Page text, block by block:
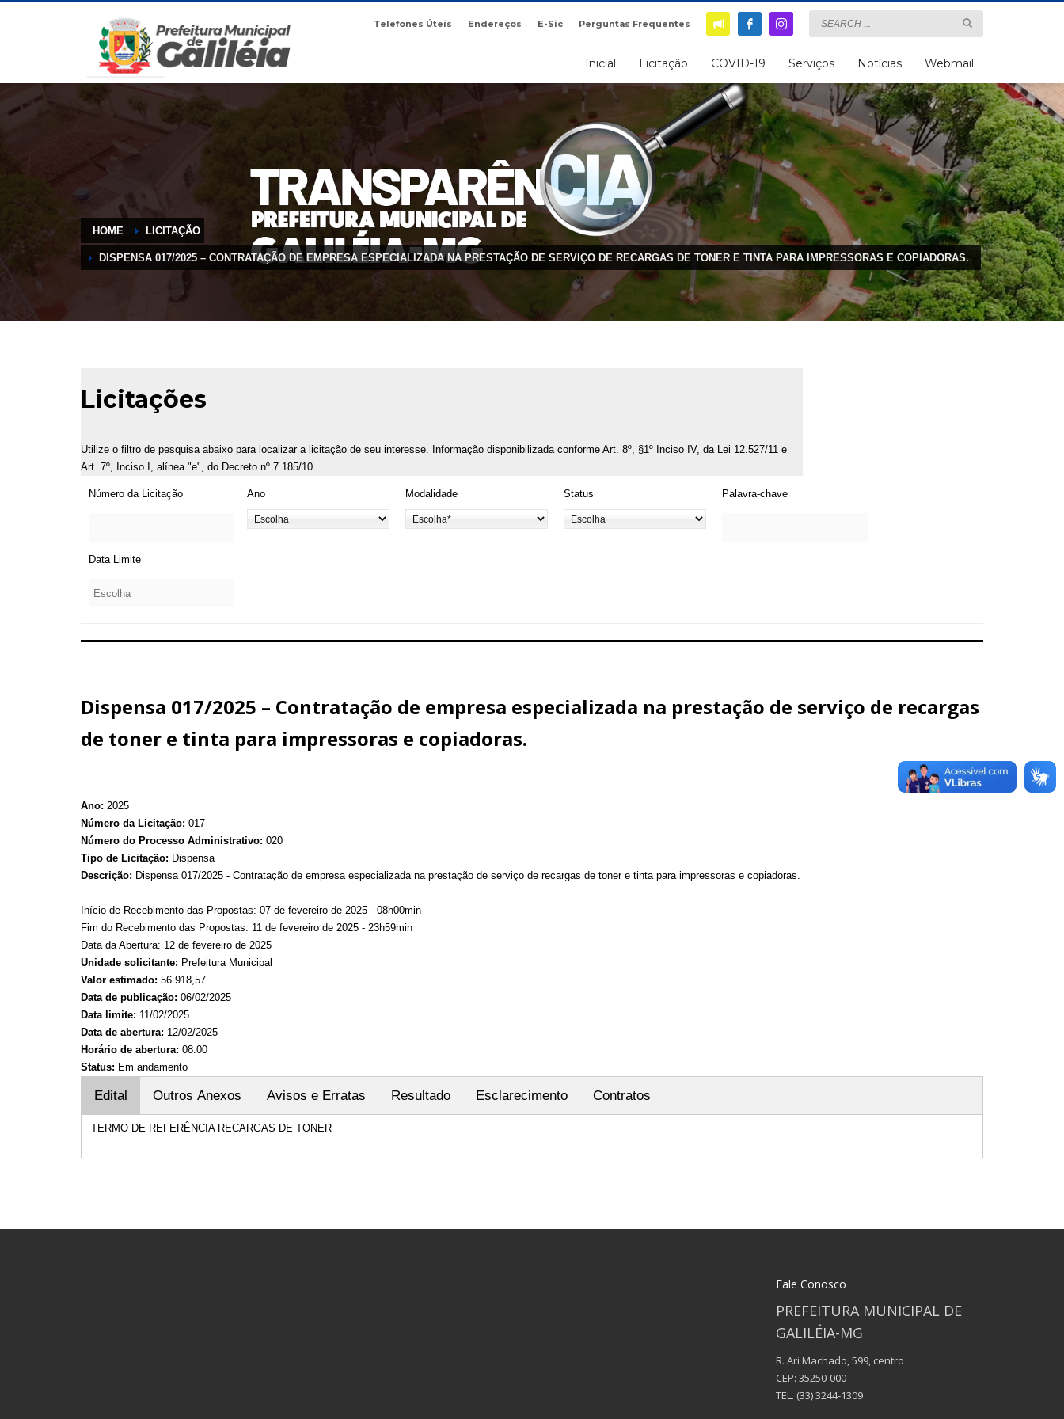
Telefones Úteis Endereços E-Sic Perguntas Frequentes
Inicial Licitação COVID-19 Serviços Notícias Webmail
HOME LICITAÇÃO
DISPENSA 017/2025 – CONTRATAÇÃO DE EMPRESA ESPECIALIZADA NA PRESTAÇÃO DE SERVIÇO DE RECARGAS DE TONER E TINTA PARA IMPRESSORAS E COPIADORAS.
Licitações
Utilize o filtro de pesquisa abaixo para localizar a licitação de seu interesse. Informação disponibilizada conforme Art. 8º, §1º Inciso IV, da Lei 12.527/11 e
Art. 7º, Inciso I, alínea "e", do Decreto nº 7.185/10.
Número da Licitação Ano Modalidade Status Palavra-chave
Data Limite
Dispensa 017/2025 – Contratação de empresa especializada na prestação de serviço de recargas
de toner e tinta para impressoras e copiadoras.
Ano: 2025
Número da Licitação: 017
Número do Processo Administrativo: 020
Tipo de Licitação: Dispensa
Descrição: Dispensa 017/2025 - Contratação de empresa especializada na prestação de serviço de recargas de toner e tinta para impressoras e copiadoras.
Início de Recebimento das Propostas: 07 de fevereiro de 2025 - 08h00min
Fim do Recebimento das Propostas: 11 de fevereiro de 2025 - 23h59min
Data da Abertura: 12 de fevereiro de 2025
Unidade solicitante: Prefeitura Municipal
Valor estimado: 56.918,57
Data de publicação: 06/02/2025
Data limite: 11/02/2025
Data de abertura: 12/02/2025
Horário de abertura: 08:00
Status: Em andamento
Edital Outros Anexos Avisos e Erratas Resultado Esclarecimento Contratos
TERMO DE REFERÊNCIA RECARGAS DE TONER
Fale Conosco
PREFEITURA MUNICIPAL DE
GALILÉIA-MG
R. Ari Machado, 599, centro
CEP: 35250-000
TEL. (33) 3244-1309